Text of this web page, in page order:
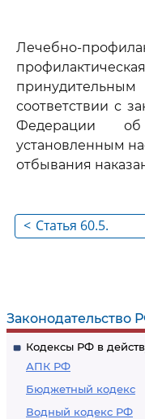
Законодательство
Кодексы РФ в
АПК РФ
Бюджетный кодекс
Водный кодекс РФ
Лечебно-
соответствии с
Федерации
установленным
отбывания
< Статья 60.5.
принудительным
работам